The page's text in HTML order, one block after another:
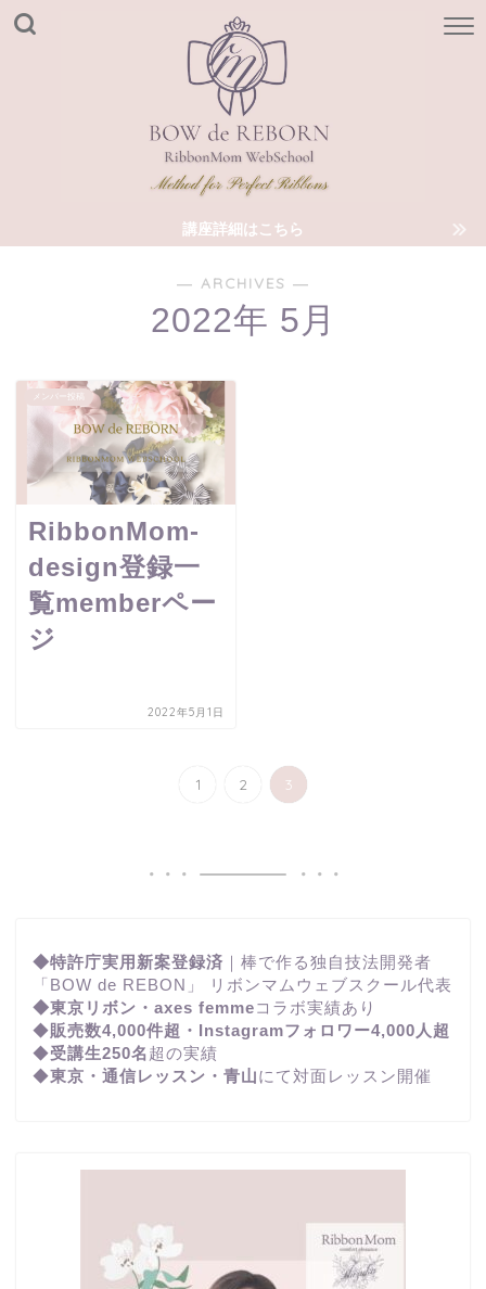
講座詳細はこちら
― ARCHIVES ―
2022年 5月
メンバー投稿
RibbonMom-
design登録一
覧memberペー
ジ
2022年5月1日
1 2 3
◆特許庁実用新案登録済 ｜棒で作る独自技法開発者
「BOW de REBON」 リボンマムウェブスクール代表
◆東京リボン・axes femmeコラボ実績あり
◆販売数4,000件超・Instagramフォロワー4,000人超
◆受講生250名 超の実績
◆東京・通信レッスン・青山にて対面レッスン開催